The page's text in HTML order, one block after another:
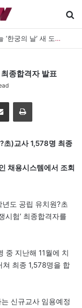
한궁 탄생 20년, 이제 AI를 쏜다…오늘 ‘한궁의 날’ 새 도약 선언
종합격자 발표
이메일
초)교사 1,578명 최종
채용시스템에서 조회
도 공립 유치원?초
시험’ 최종합격자를
중 지난해 11월에 치
쳐 최종 1,578명을 합
신규교사 임용예정